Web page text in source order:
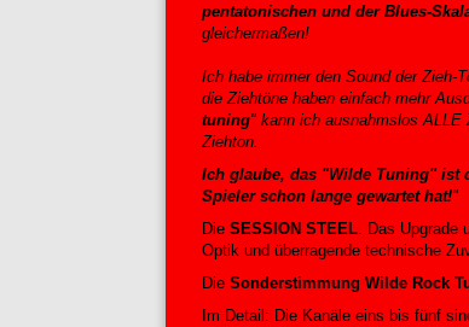
pentatonischen und der Blues-
gleichermaßen!
Ich habe immer den Sound der Zieh-
die Ziehtöne haben einfach mehr
tuning" kann ich ausnahmslos ALLE
Ziehton.
Ich glaube, das "Wilde Tuning" ist
Spieler schon lange gewartet hat!"
Die SESSION STEEL. Das Upgrade
Optik und überragende technische
Die Sonderstimmung Wilde Rock
Im Detail: Die Kanäle eins bis fünf